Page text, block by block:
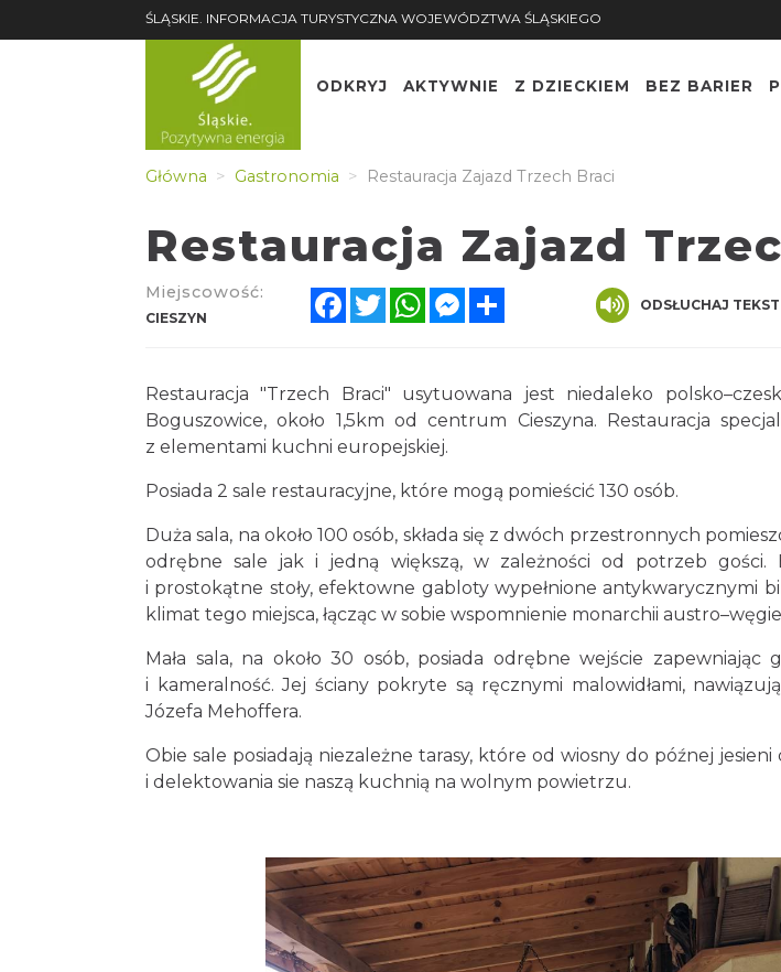
ŚLĄSKIE. INFORMACJA TURYSTYCZNA WOJEWÓDZTWA ŚLĄSKIEGO
ODKRYJ AKTYWNIE Z DZIECKIEM BEZ BARIER
Główna Gastronomia Restauracja Zajazd Trzech Braci
Restauracja Zajazd
Miejscowość:
CIESZYN
FacebookTwitterWhatsAppMessenger ODSŁUCHAJ TEKST
Restauracja "Trzech Braci" usytuowana jest niedaleko
Boguszowice, około 1,5km od centrum Cieszyna. Restauracja
z elementami kuchni europejskiej.
Posiada 2 sale restauracyjne, które mogą pomieścić 130 osób.
Duża sala, na około 100 osób, składa się z dwóch przestronnych
odrębne sale jak i jedną większą, w zależności od potrzeb gości.
i prostokątne stoły, efektowne gabloty wypełnione antykwarycznymi
klimat tego miejsca, łącząc w sobie wspomnienie monarchii
Mała sala, na około 30 osób, posiada odrębne wejście
i kameralność. Jej ściany pokryte są ręcznymi malowidłami,
Józefa Mehoffera.
Obie sale posiadają niezależne tarasy, które od wiosny do późnej
i delektowania sie naszą kuchnią na wolnym powietrzu.